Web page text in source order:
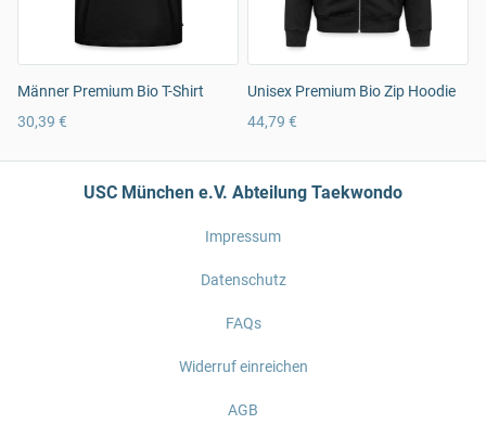
Männer Premium Bio T-Shirt
30,39 €
Unisex Premium Bio Zip Hoodie
44,79 €
USC München e.V. Abteilung Taekwondo
Impressum
Datenschutz
FAQs
Widerruf einreichen
AGB